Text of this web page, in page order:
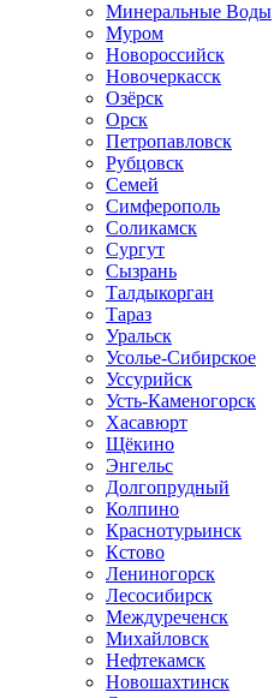
Минеральные Воды
Муром
Новороссийск
Новочеркасск
Озёрск
Орск
Петропавловск
Рубцовск
Семей
Симферополь
Соликамск
Сургут
Сызрань
Талдыкорган
Тараз
Уральск
Усолье-Сибирское
Уссурийск
Усть-Каменогорск
Хасавюрт
Щёкино
Энгельс
Долгопрудный
Колпино
Краснотурьинск
Кстово
Лениногорск
Лесосибирск
Междуреченск
Михайловск
Нефтекамск
Новошахтинск